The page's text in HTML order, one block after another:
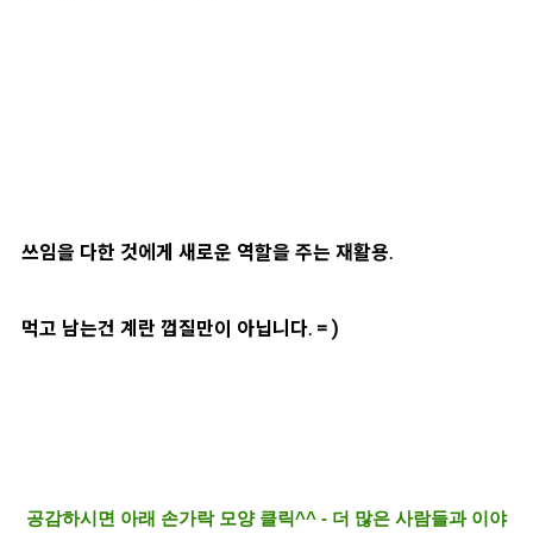
쓰임을 다한 것에게 새로운 역할을 주는 재활용.
먹고 남는건 계란 껍질만이 아닙니다. = )
공감하시면 아래 손가락 모양 클릭^^ - 더 많은 사람들과 이야